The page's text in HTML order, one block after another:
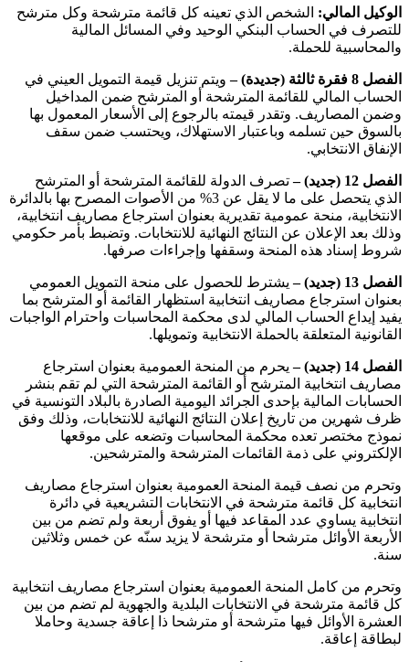
الوكيل المالي: الشخص الذي تعينه كل قائمة مترشحة وكل مترشح
للتصرف في الحساب البنكي الوحيد وفي المسائل المالية
والمحاسبية للحملة.
الفصل 8 فقرة ثالثة (جديدة) –
ويتم تنزيل قيمة التمويل العيني في
الحساب المالي للقائمة المترشحة أو المترشح ضمن المداخيل
وضمن المصاريف. وتقدر قيمته بالرجوع إلى الأسعار المعمول بها
بالسوق حين تسلمه وباعتبار الاستهلاك، ويحتسب ضمن سقف
الإنفاق الانتخابي.
الفصل 12 (جديد) –
تصرف الدولة للقائمة المترشحة أو المترشح
الذي يتحصل على ما لا يقل عن 3% من الأصوات المصرح بها بالدائرة
الانتخابية، منحة عمومية تقديرية بعنوان استرجاع مصاريف انتخابية،
وذلك بعد الإعلان عن النتائج النهائية للانتخابات. وتضبط بأمر حكومي
شروط إسناد هذه المنحة وسقفها وإجراءات صرفها.
الفصل 13 (جديد) –
يشترط للحصول على منحة التمويل العمومي
بعنوان استرجاع مصاريف انتخابية استظهار القائمة أو المترشح بما
يفيد إيداع الحساب المالي لدى محكمة المحاسبات واحترام الواجبات
القانونية المتعلقة بالحملة الانتخابية وتمويلها.
الفصل 14 (جديد) –
يحرم من المنحة العمومية بعنوان استرجاع
مصاريف انتخابية المترشح أو القائمة المترشحة التي لم تقم بنشر
الحسابات المالية بإحدى الجرائد اليومية الصادرة بالبلاد التونسية في
ظرف شهرين من تاريخ إعلان النتائج النهائية للانتخابات، وذلك وفق
نموذج مختصر تعده محكمة المحاسبات وتضعه على موقعها
الإلكتروني على ذمة القائمات المترشحة والمترشحين.
وتحرم من نصف قيمة المنحة العمومية بعنوان استرجاع مصاريف
انتخابية كل قائمة مترشحة في الانتخابات التشريعية في دائرة
انتخابية يساوي عدد المقاعد فيها أو يفوق أربعة ولم تضم من بين
الأربعة الأوائل مترشحا أو مترشحة لا يزيد سنّه عن خمس وثلاثين
سنة.
وتحرم من كامل المنحة العمومية بعنوان استرجاع مصاريف انتخابية
كل قائمة مترشحة في الانتخابات البلدية والجهوية لم تضم من بين
العشرة الأوائل فيها مترشحة أو مترشحا ذا إعاقة جسدية وحاملا
لبطاقة إعاقة.